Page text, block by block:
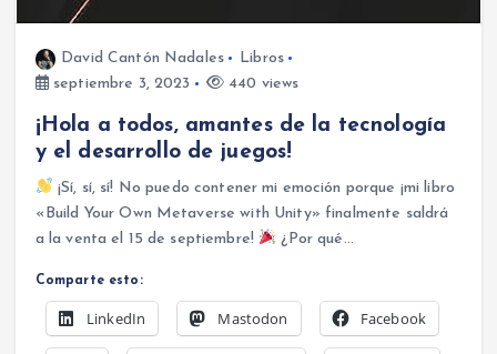
David Cantón Nadales
Libros
septiembre 3, 2023
440 views
¡Hola a todos, amantes de la tecnología
y el desarrollo de juegos!
¡Sí, sí, sí! No puedo contener mi emoción porque ¡mi libro
«Build Your Own Metaverse with Unity» finalmente saldrá
a la venta el 15 de septiembre!
¿Por qué…
Comparte esto:
LinkedIn Mastodon Facebook